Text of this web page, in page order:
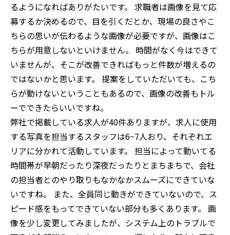
るようになればありがたいです。 求職者は画像を見て応
募するか決めるので、目を引くだとか、現場の良さやこ
ちらの思いが伝わるような画像が必要ですが、画像はこ
ちらが用意しないといけません。 時間がなく今はできて
いませんが、そこが改善できればもっと件数が増えるの
ではないかと思います。 提案をしていただいても、こち
らが動けないということもあるので、画像の改善もトル
ーでできたらいいですね。
弊社で掲載している求人が40件ありますが、求人に使用
する写真を担当するスタッフは6~7人おり、それぞれエ
リアに分かれて活動しています。 担当によって動いてる
時間帯が早朝だったり深夜だったりとまちまちで、会社
の担当者とのやり取りもなかなかスムーズにできていな
いですね。 また、全員同じ動きができていないので、ス
ピード感をもってできていない部分も多くあります。 画
像を少し変更してみましたが、システム上のトラブルで